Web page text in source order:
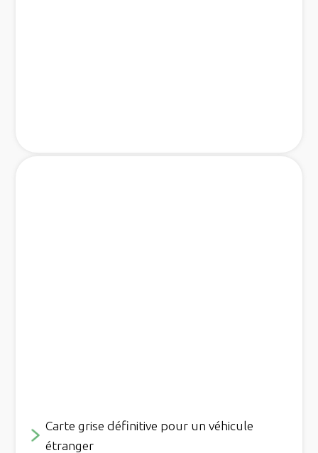
Carte grise définitive pour un véhicule
étranger